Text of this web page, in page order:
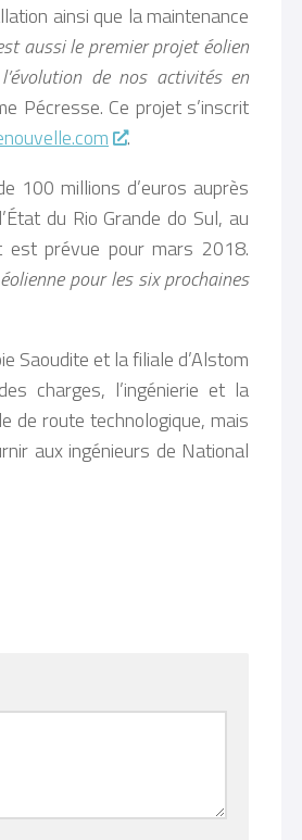
ainsi que la maintenance
aussi le premier projet éolien
de nos activités en
Pécresse. Ce projet s’inscrit
.
100 millions d’euros auprès
du Rio Grande do Sul, au
est prévue pour mars 2018.
pour les six prochaines
Saoudite et la filiale d’Alstom
charges, l’ingénierie et la
de route technologique, mais
aux ingénieurs de National